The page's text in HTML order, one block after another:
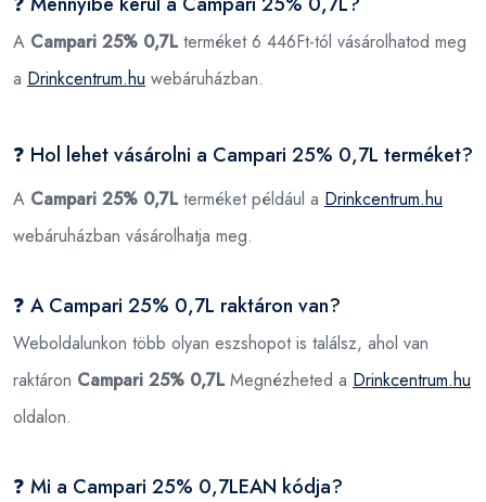
A Campari 25% 0,7Lterméket 6 446Ft-tól vásárolhatod meg
a Drinkcentrum.hu webáruházban.
❓ Hol lehet vásárolni a Campari 25% 0,7L terméket?
A Campari 25% 0,7Lterméket például a Drinkcentrum.hu
webáruházban vásárolhatja meg.
❓ A Campari 25% 0,7L raktáron van?
Weboldalunkon több olyan eszshopot is találsz, ahol van
raktáron Campari 25% 0,7LMegnézheted a Drinkcentrum.hu
oldalon.
❓ Mi a Campari 25% 0,7LEAN kódja?